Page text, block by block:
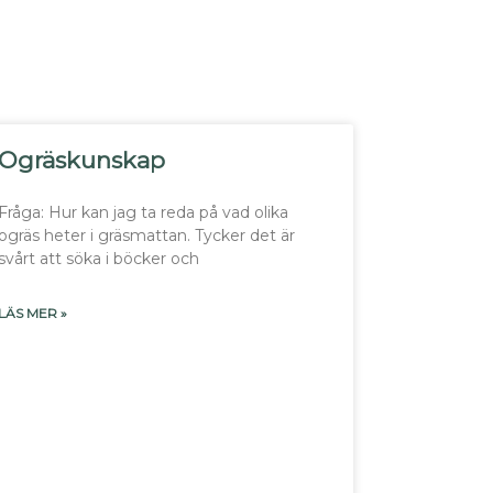
Hur kan jag ta reda på vad olika
heter i gräsmattan. Tycker det är
att söka i böcker och
MER »